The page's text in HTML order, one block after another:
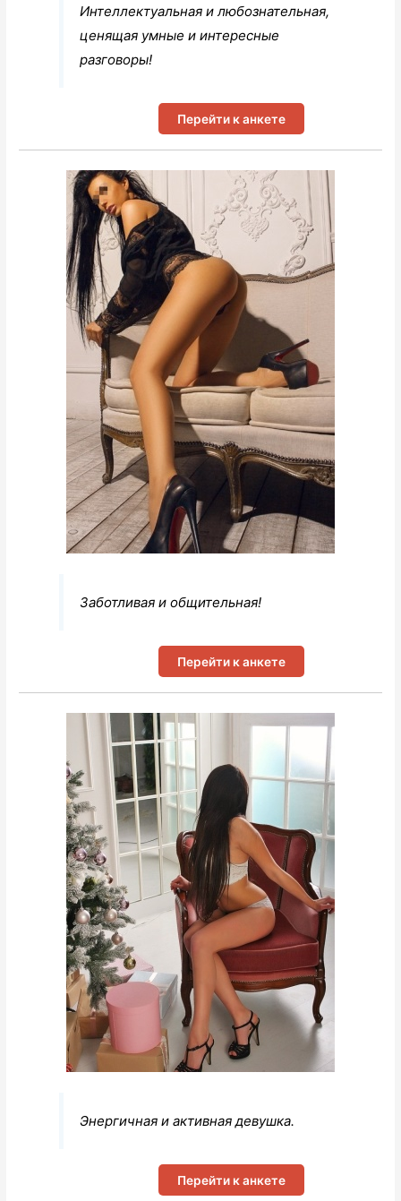
Интеллектуальная и любознательная,
ценящая умные и интересные
разговоры!
Перейти к анкете
Заботливая и общительная!
Перейти к анкете
Энергичная и активная девушка.
Перейти к анкете